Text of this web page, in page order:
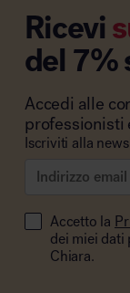
Ricevi
del 7%
Accedi alle
professionisti
Iscriviti alla
Accetto la
dei miei dati
Chiara.